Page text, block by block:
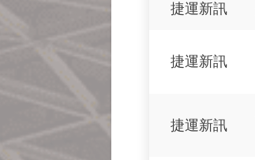
捷運新訊
捷運新訊
捷運新訊